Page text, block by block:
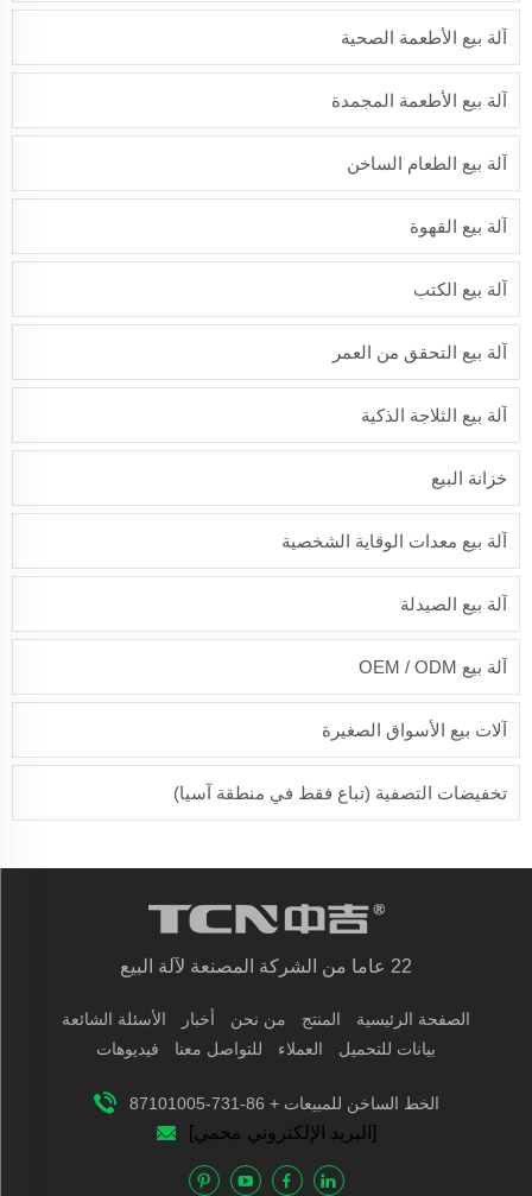
آلة بيع الأطعمة الصحية
آلة بيع الأطعمة المجمدة
آلة بيع الطعام الساخن
آلة بيع القهوة
آلة بيع الكتب
آلة بيع التحقق من العمر
آلة بيع الثلاجة الذكية
خزانة البيع
آلة بيع معدات الوقاية الشخصية
آلة بيع الصيدلة
آلة بيع OEM / ODM
آلات بيع الأسواق الصغيرة
تخفيضات التصفية (تباع فقط في منطقة آسيا)
22 عاما من الشركة المصنعة لآلة البيع
الصفحة الرئيسية المنتج من نحن أخبار
الأسئلة الشائعة
بيانات للتحميل
العملاء للتواصل معنا فيديوهات
الخط الساخن للمبيعات + 86-731-87101005
[البريد الإلكتروني محمي]